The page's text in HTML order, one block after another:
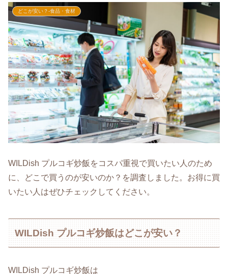
どこが安い？-食品・食材
WILDish プルコギ炒飯をコスパ重視で買いたい人のため
に、どこで買うのが安いのか？を調査しました。お得に買
いたい人はぜひチェックしてください。
WILDish プルコギ炒飯はどこが安い？
WILDish プルコギ炒飯は